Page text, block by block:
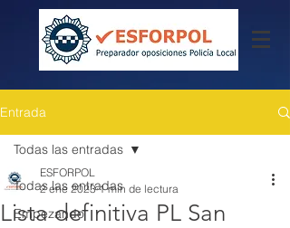
Entrada
Todas las entradas
Empezando
Todas las entradas
Lista definitiva PL San
ESFORPOL
2 ene 2023 1 min de lectura